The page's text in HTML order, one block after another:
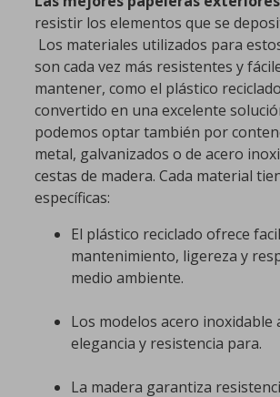
resistir los elementos que se
Los materiales utilizados para
son cada vez más resistentes y
mantener, como el plástico
convertido en una excelente
podemos optar también por
metal, galvanizados o de acero
cestas de madera. Cada material
específicas:
El plástico reciclado ofrece
mantenimiento, ligereza y
medio ambiente.
Los modelos acero inoxidable
elegancia y resistencia para.
La madera garantiza